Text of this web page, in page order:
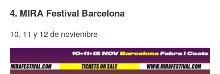
4. MIRA Festival Barcelona
10, 11 y 12 de noviembre